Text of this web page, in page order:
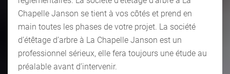
Chapelle Janson se tient à vos côtés et prend en
main toutes les phases de votre projet. La société
d’étêtage d’arbre à La Chapelle Janson est un
professionnel sérieux, elle fera toujours une étude au
préalable avant d’intervenir.